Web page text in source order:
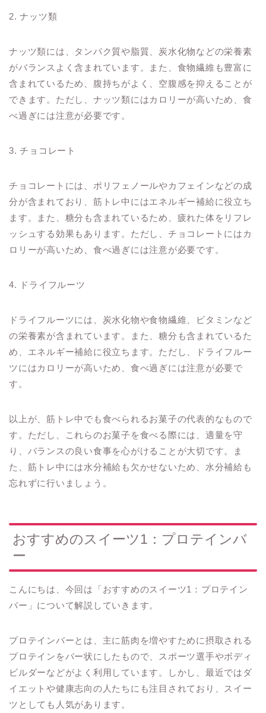
2. ナッツ類
ナッツ類には、タンパク質や脂質、炭水化物などの栄養素
がバランスよく含まれています。また、食物繊維も豊富に
含まれているため、腹持ちがよく、空腹感を抑えることが
できます。ただし、ナッツ類にはカロリーが高いため、食
べ過ぎには注意が必要です。
3. チョコレート
チョコレートには、ポリフェノールやカフェインなどの成
分が含まれており、筋トレ中にはエネルギー補給に役立ち
ます。また、糖分も含まれているため、疲れた体をリフレ
ッシュする効果もあります。ただし、チョコレートにはカ
ロリーが高いため、食べ過ぎには注意が必要です。
4. ドライフルーツ
ドライフルーツには、炭水化物や食物繊維、ビタミンなど
の栄養素が含まれています。また、糖分も含まれているた
め、エネルギー補給に役立ちます。ただし、ドライフルー
ツにはカロリーが高いため、食べ過ぎには注意が必要で
す。
以上が、筋トレ中でも食べられるお菓子の代表的なもので
す。ただし、これらのお菓子を食べる際には、適量を守
り、バランスの良い食事を心がけることが大切です。ま
た、筋トレ中には水分補給も欠かせないため、水分補給も
忘れずに行いましょう。
おすすめのスイーツ1：プロテインバ
ー
こんにちは、今回は「おすすめのスイーツ1：プロテイン
バー」について解説していきます。
プロテインバーとは、主に筋肉を増やすために摂取される
プロテインをバー状にしたもので、スポーツ選手やボディ
ビルダーなどがよく利用しています。しかし、最近ではダ
イエットや健康志向の人たちにも注目されており、スイー
ツとしても人気があります。